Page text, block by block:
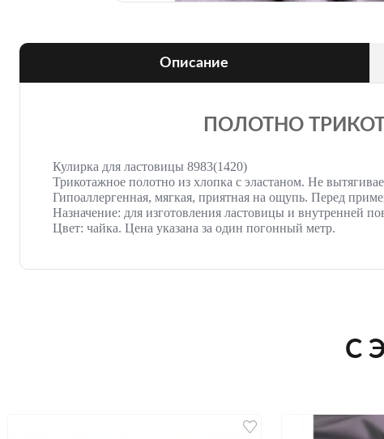
Описание
ПОЛОТНО
Кулирка для ластовицы 8983(1420)
Трикотажное полотно из хлопка с эластаном. Не
Гипоаллергенная, мягкая, приятная на ощупь. Перед
Назначение: для изготовления ластовицы и внутренней
Цвет: чайка. Цена указана за один погонный метр.
С